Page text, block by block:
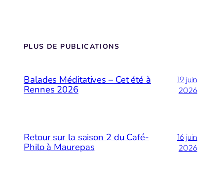
PLUS DE PUBLICATIONS
Balades Méditatives – Cet été à
Rennes 2026
19 juin
2026
Retour sur la saison 2 du Café-
Philo à Maurepas
16 juin
2026